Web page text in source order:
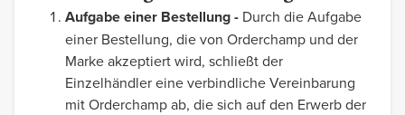
Aufgabe einer Bestellung - Durch die Aufgabe
einer Bestellung, die von Orderchamp und der
Marke akzeptiert wird, schließt der
Einzelhändler eine verbindliche Vereinbarung
mit Orderchamp ab, die sich auf den Erwerb der